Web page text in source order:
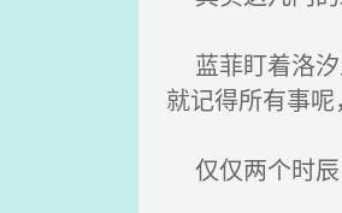
蓝菲盯着洛汐
就记得所有事呢
仅仅两个时辰